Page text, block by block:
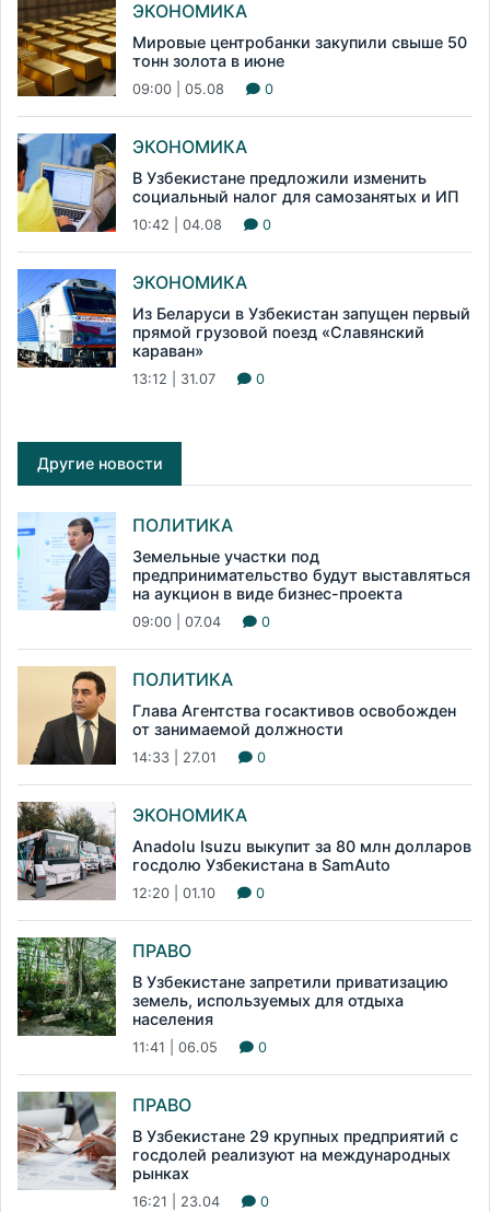
ЭКОНОМИКА
Мировые центробанки закупили свыше 50
тонн золота в июне
09:00 | 05.08 0
ЭКОНОМИКА
В Узбекистане предложили изменить
социальный налог для самозанятых и ИП
10:42 | 04.08 0
ЭКОНОМИКА
Из Беларуси в Узбекистан запущен первый
прямой грузовой поезд «Славянский
караван»
13:12 | 31.07 0
Другие новости
ПОЛИТИКА
Земельные участки под
предпринимательство будут выставляться
на аукцион в виде бизнес-проекта
09:00 | 07.04 0
ПОЛИТИКА
Глава Агентства госактивов освобожден
от занимаемой должности
14:33 | 27.01 0
ЭКОНОМИКА
Anadolu Isuzu выкупит за 80 млн долларов
госдолю Узбекистана в SamAuto
12:20 | 01.10 0
ПРАВО
В Узбекистане запретили приватизацию
земель, используемых для отдыха
населения
11:41 | 06.05 0
ПРАВО
В Узбекистане 29 крупных предприятий с
госдолей реализуют на международных
рынках
16:21 | 23.04 0